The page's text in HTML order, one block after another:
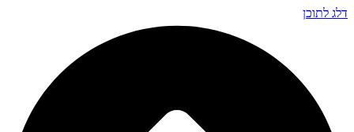
דלג לתוכן